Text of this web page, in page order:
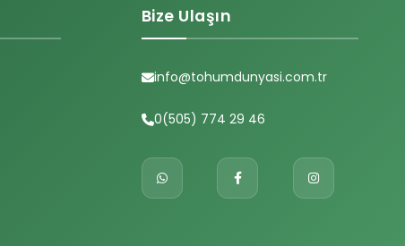
Bize Ulaşın
info@tohumdunyasi.com.tr
0(505) 774 29 46